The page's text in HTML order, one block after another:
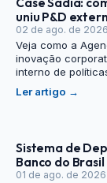
uniu P&D
02 de ago. de 2026
Veja como a
inovação
interno de
Ler artigo →
Sistema de
Banco do Brasil
01 de ago. de 2026